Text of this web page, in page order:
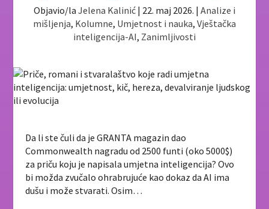
Objavio/la Jelena Kalinić | 22. maj 2026. | Analize i
mišljenja, Kolumne, Umjetnost i nauka, Vještačka
inteligencija-AI, Zanimljivosti
Da li ste čuli da je GRANTA magazin dao
Commonwealth nagradu od 2500 funti (oko 5000$)
za priču koju je napisala umjetna inteligencija? Ovo
bi možda zvučalo ohrabrujuće kao dokaz da AI ima
dušu i može stvarati. Osim…